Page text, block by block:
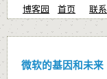
博客园 首页 联系
微软的基因和未来